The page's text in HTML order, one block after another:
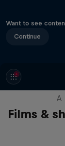
Want to see
Continue
Films &
A